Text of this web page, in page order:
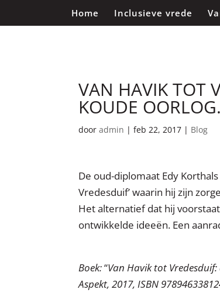
Home Inclusieve vrede
VAN HAVIK TOT
KOUDE OORLOG.
dooradmin |feb 22, 2017 | Blog
De oud-diplomaat Edy
Vredesduif’ waarin hij zijn
Het alternatief dat hij
ontwikkelde ideeën. Een
Boek:“Van Havik tot
Aspekt, 2017, ISBN